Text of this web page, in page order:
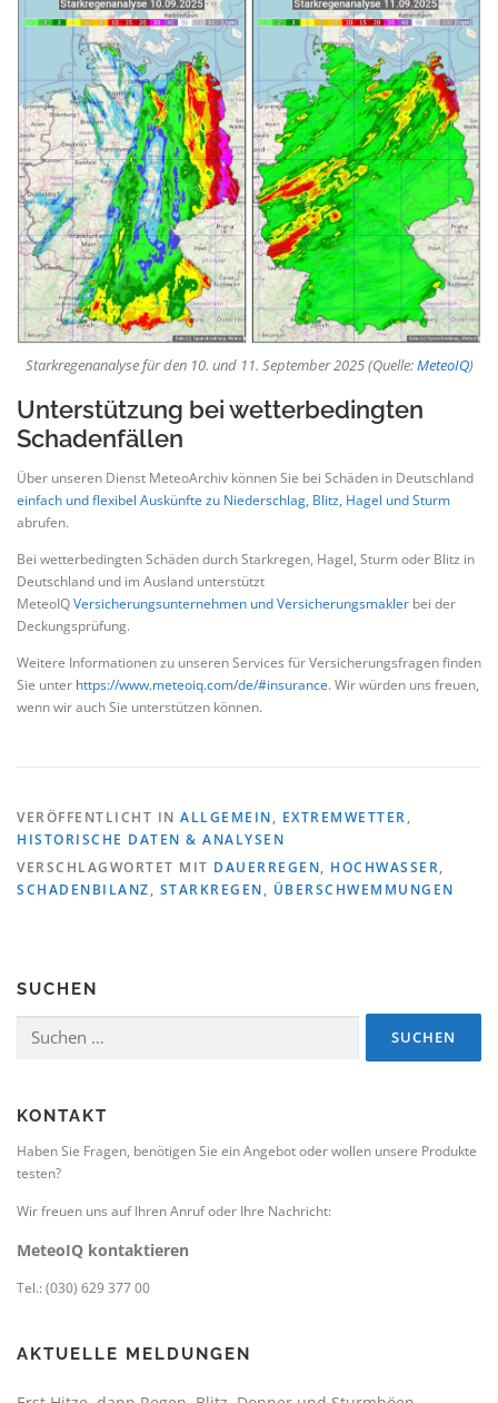
Starkregenanalyse für den 10. und 11. September 2025 (Quelle:MeteoIQ)
Unterstützung bei wetterbedingten
Schadenfällen
Über unseren Dienst MeteoArchiv können Sie bei Schäden in Deutschland
einfach und flexibel Auskünfte zu Niederschlag, Blitz, Hagel und Sturm
abrufen.
Bei wetterbedingten Schäden durch Starkregen, Hagel, Sturm oder Blitz in
Deutschland und im Ausland unterstützt
MeteoIQVersicherungsunternehmen und Versicherungsmakler bei der
Deckungsprüfung.
Weitere Informationen zu unseren Services für Versicherungsfragen finden
Sie unter https://www.meteoiq.com/de/#insurance. Wir würden uns freuen,
wenn wir auch Sie unterstützen können.
VERÖFFENTLICHT IN ALLGEMEIN, EXTREMWETTER,
HISTORISCHE DATEN & ANALYSEN
VERSCHLAGWORTET MIT DAUERREGEN, HOCHWASSER,
SCHADENBILANZ, STARKREGEN, ÜBERSCHWEMMUNGEN
SUCHEN
nach:
KONTAKT
Haben Sie Fragen, benötigen Sie ein Angebot oder wollen unsere Produkte
testen?
Wir freuen uns auf Ihren Anruf oder Ihre Nachricht:
MeteoIQ kontaktieren
Tel.: (030) 629 377 00
AKTUELLE MELDUNGEN